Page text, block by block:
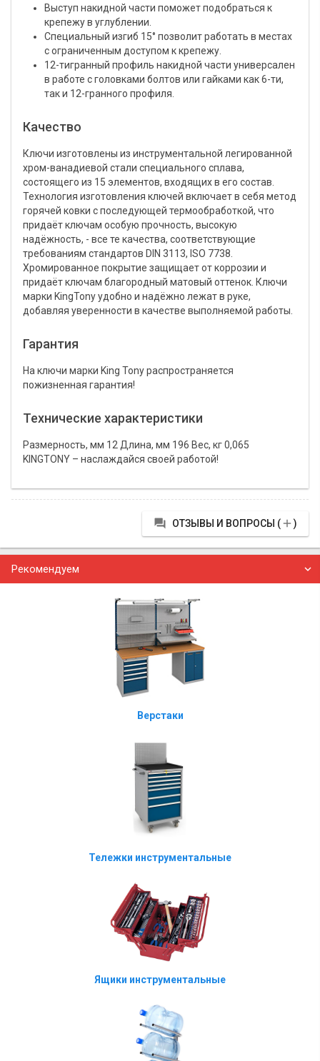
Выступ накидной части поможет подобраться к
крепежу в углублении.
Специальный изгиб 15° позволит работать в местах
с ограниченным доступом к крепежу.
12-тигранный профиль накидной части универсален
в работе с головками болтов или гайками как 6-ти,
так и 12-гранного профиля.
Качество
Ключи изготовлены из инструментальной легированной
хром-ванадиевой стали специального сплава,
состоящего из 15 элементов, входящих в его состав.
Технология изготовления ключей включает в себя метод
горячей ковки с последующей термообработкой, что
придаёт ключам особую прочность, высокую
надёжность, - все те качества, соответствующие
требованиям стандартов DIN 3113, ISO 7738.
Хромированное покрытие защищает от коррозии и
придаёт ключам благородный матовый оттенок. Ключи
марки KingTony удобно и надёжно лежат в руке,
добавляя уверенности в качестве выполняемой работы.
Гарантия
На ключи марки King Tony распространяется
пожизненная гарантия!
Технические характеристики
Размерность, мм 12 Длина, мм 196 Вес, кг 0,065
KINGTONY – наслаждайся своей работой!
 ОТЗЫВЫ И ВОПРОСЫ ()
Рекомендуем
Верстаки
Тележки инструментальные
Ящики инструментальные